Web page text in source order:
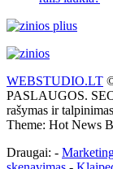
WEBSTUDIO.LT
PASLAUGOS.
rašymas ir
Theme: Hot News
Draugai: -